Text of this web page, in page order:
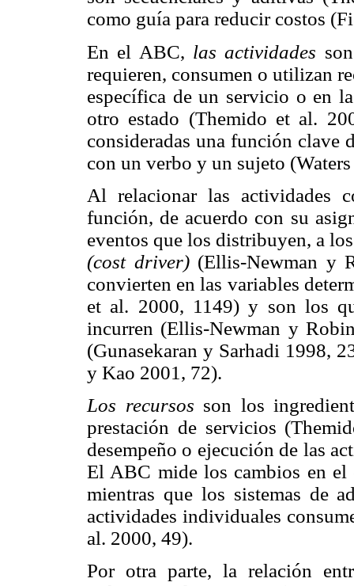
como guía para reducir costos
En el ABC, las actividades
requieren, consumen o utilizan
específica de un servicio o en
otro estado (Themido et al.
consideradas una función clave
con un verbo y un sujeto
Al relacionar las actividades
función, de acuerdo con su
eventos que los distribuyen, a
(cost driver)(Ellis-Newman y
convierten en las variables
et al. 2000, 1149) y son los
incurren (Ellis-Newman y
(Gunasekaran y Sarhadi 1998,
y Kao 2001, 72).
Los recursos son los
prestación de servicios
desempeño o ejecución de las
El ABC mide los cambios en el
mientras que los sistemas de
actividades individuales
al. 2000, 49).
Por otra parte, la relación